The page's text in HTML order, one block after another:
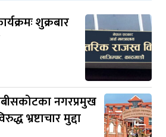
शुक्रबार
नगरप्रमुख
भ्रष्टाचार मुद्दा